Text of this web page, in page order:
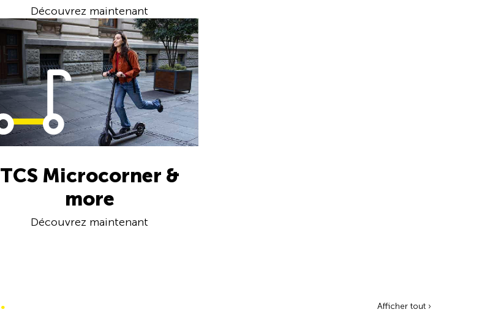
Découvrez maintenant
TCS Microcorner &
more
Découvrez maintenant
. Afficher tout ›